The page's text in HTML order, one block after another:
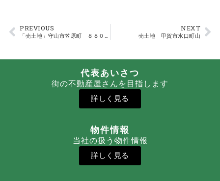
PREVIOUS
「売土地」守山市笠原町 ８８０万円
NEXT
売土地 甲賀市水口町山
代表あいさつ
街の不動産屋さんを目指します
詳しく見る
物件情報
当社の扱う物件情報
詳しく見る